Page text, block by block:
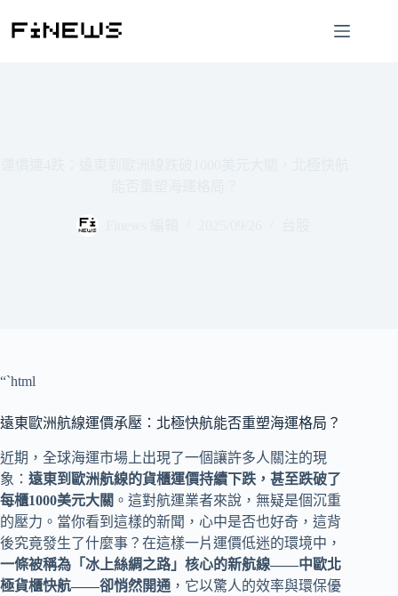
“`html
遠東歐洲航線運價承壓：北極快航能否重塑海運格局？
近期，全球海運市場上出現了一個讓許多人關注的現
象： 遠東到歐洲航線的貨櫃運價持續下跌，甚至跌破了
每櫃1000美元大關 。這對航運業者來說，無疑是個沉重
的壓力。當你看到這樣的新聞，心中是否也好奇，這背
後究竟發生了什麼事？在這樣一片運價低迷的環境中，
一條被稱為「冰上絲綢之路」核心的新航線——中歐北
極貨櫃快航——卻悄然開通 ，它以驚人的效率與環保優